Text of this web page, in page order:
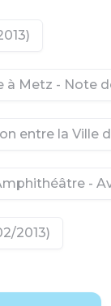
Metz - Note
entre la
-
2013)